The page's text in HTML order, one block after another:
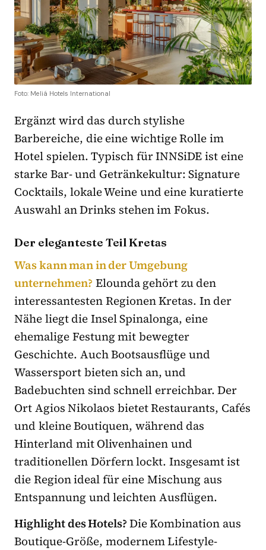
Foto: Meliá Hotels International
Ergänzt wird das durch stylishe
Barbereiche, die eine wichtige Rolle im
Hotel spielen. Typisch für INNSiDE ist eine
starke Bar- und Getränkekultur: Signature
Cocktails, lokale Weine und eine kuratierte
Auswahl an Drinks stehen im Fokus.
Der eleganteste Teil Kretas
Was kann man in der Umgebung
unternehmen? Elounda gehört zu den
interessantesten Regionen Kretas. In der
Nähe liegt die Insel Spinalonga, eine
ehemalige Festung mit bewegter
Geschichte. Auch Bootsausflüge und
Wassersport bieten sich an, und
Badebuchten sind schnell erreichbar. Der
Ort Agios Nikolaos bietet Restaurants, Cafés
und kleine Boutiquen, während das
Hinterland mit Olivenhainen und
traditionellen Dörfern lockt. Insgesamt ist
die Region ideal für eine Mischung aus
Entspannung und leichten Ausflügen.
Highlight des Hotels?Die Kombination aus
Boutique-Größe, modernem Lifestyle-